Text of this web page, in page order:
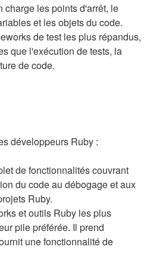
charge les points d'arrêt, le
et les objets du code.
de test les plus répandus,
que l'exécution de tests, la
de code.
développeurs Ruby :
de fonctionnalités couvrant
du code au débogage et aux
Ruby.
et outils Ruby les plus
pile préférée. Il prend
une fonctionnalité de